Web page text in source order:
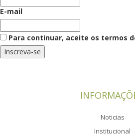
E-mail
Para continuar, aceite os termos
Noticias
Institucional